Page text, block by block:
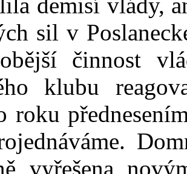
sil v
činnost
klubu
roku
vyřešena